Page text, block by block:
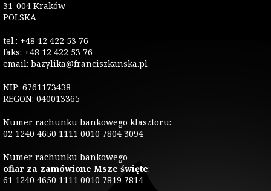
31-004 Kraków
POLSKA
tel.: +48 12 422 53 76
faks: +48 12 422 53 76
email: bazylika@franciszkanska.pl
NIP: 6761173438
REGON: 040013365
Numer rachunku bankowego klasztoru:
02 1240 4650 1111 0010 7804 3094
Numer rachunku bankowego
ofiar za zamówione Msze święte:
61 1240 4650 1111 0010 7819 7814